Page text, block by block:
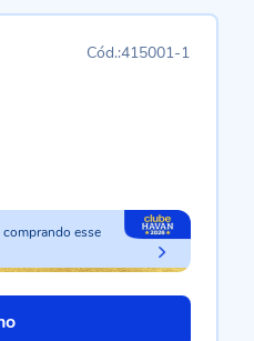
415001-1
comprando esse